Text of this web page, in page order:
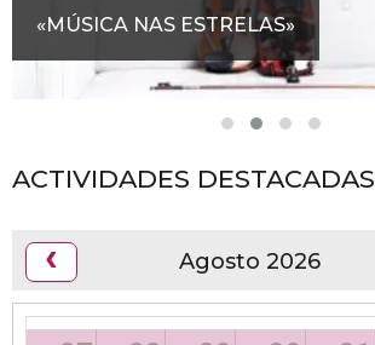
«MÚSICA NAS ESTRELAS»
ACTIVIDADES DESTACADAS
Agosto 2026